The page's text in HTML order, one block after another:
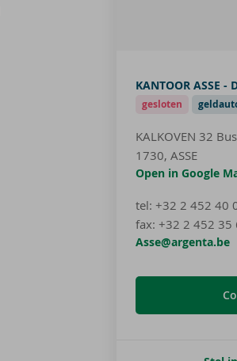
KANTOOR ASSE -
gesloten
KALKOVEN 32
1730, ASSE
Open in Google
tel: +32 2 452 40
fax: +32 2 452 35
Asse@argenta.be